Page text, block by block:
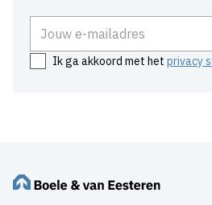
Ik ga akkoord met hetprivacy